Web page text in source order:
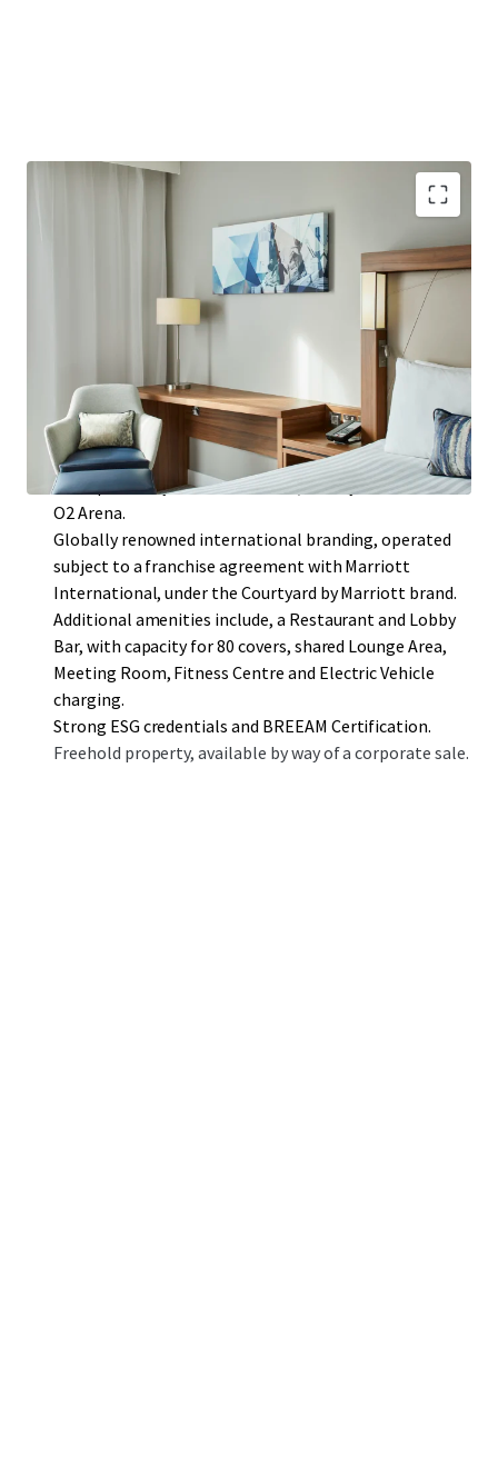
Purpose-built hotel providing 184 bedrooms with an
average size of 22 sqm. Opened in 2021 with further
upside potential to add 12 further bedrooms, subject
Well-located less than a 10-minute walk from London
City Airport, which plans to increase capacity to 9
million passengers by 2031.
Excellent connectivity to Central London, situated in
close proximity to ExCel London, Canary Wharf and the
O2 Arena.
Globally renowned international branding, operated
subject to a franchise agreement with Marriott
International, under the Courtyard by Marriott brand.
Additional amenities include, a Restaurant and Lobby
Bar, with capacity for 80 covers, shared Lounge Area,
Meeting Room, Fitness Centre and Electric Vehicle
charging.
Strong ESG credentials and BREEAM Certification.
Freehold property, available by way of a corporate sale.